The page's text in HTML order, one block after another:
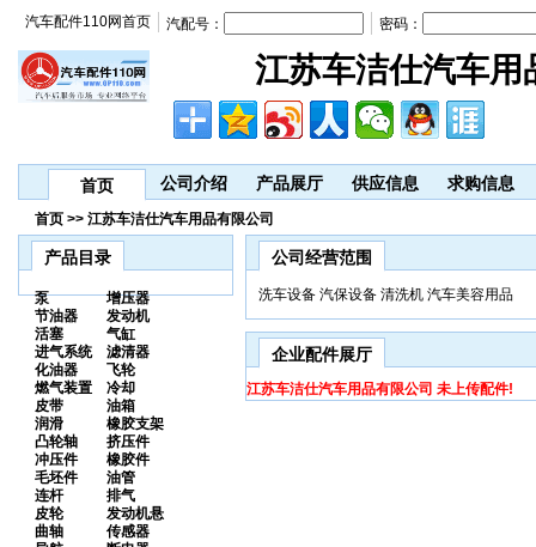
江苏车洁仕汽车用
汽车配件110网首页 汽配号： 密码：
首页 公司介绍 产品展厅 供应信息 求购信息
首页 >> 江苏车洁仕汽车用品有限公司
产品目录
泵
增压器
节油器
发动机
活塞
气缸
进气系统
滤清器
化油器
飞轮
燃气装置
冷却
皮带
油箱
润滑
橡胶支架
凸轮轴
挤压件
冲压件
橡胶件
毛坯件
油管
连杆
排气
皮轮
发动机悬
曲轴
传感器
公司经营范围
洗车设备 汽保设备 清洗机 汽车美容用品
企业配件展厅
江苏车洁仕汽车用品有限公司 未上传配件!